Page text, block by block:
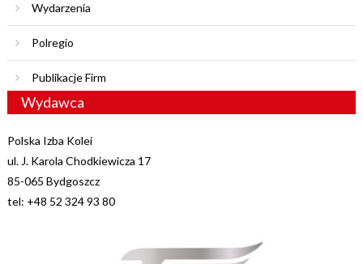
Wydarzenia
Polregio
Publikacje Firm
Wydawca
Polska Izba Kolei
ul. J. Karola Chodkiewicza 17
85-065 Bydgoszcz
tel: +48 52 324 93 80